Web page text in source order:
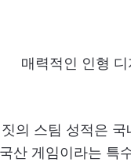
매력적인 인형
의 스팀 성적은
산 게임이라는 특